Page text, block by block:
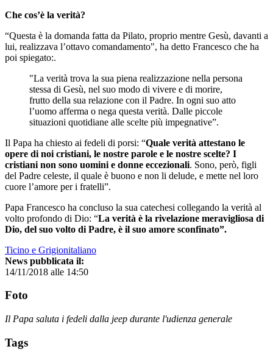
Che cos’è la verità?
“Questa è la domanda fatta da Pilato, proprio mentre Gesù, davanti a
lui, realizzava l’ottavo comandamento", ha detto Francesco che ha
poi spiegato:.
"La verità trova la sua piena realizzazione nella persona
stessa di Gesù, nel suo modo di vivere e di morire,
frutto della sua relazione con il Padre. In ogni suo atto
l’uomo afferma o nega questa verità. Dalle piccole
situazioni quotidiane alle scelte più impegnative”.
Il Papa ha chiesto ai fedeli di porsi: “Quale verità attestano le
opere di noi cristiani, le nostre parole e le nostre scelte? I
cristiani non sono uomini e donne eccezionali. Sono, però, figli
del Padre celeste, il quale è buono e non li delude, e mette nel loro
cuore l’amore per i fratelli”.
Papa Francesco ha concluso la sua catechesi collegando la verità al
volto profondo di Dio: “La verità è la rivelazione meravigliosa di
Dio, del suo volto di Padre, è il suo amore sconfinato”.
Ticino e Grigionitaliano
News pubblicata il:
14/11/2018 alle 14:50
Foto
Il Papa saluta i fedeli dalla jeep durante l'udienza generale
Tags